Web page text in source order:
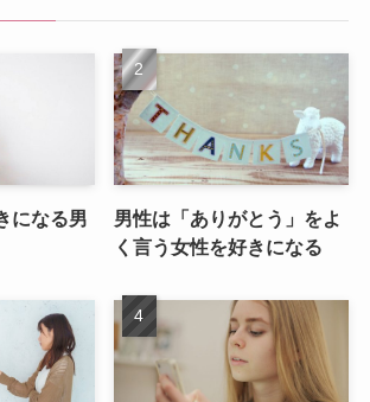
になる男
男性は「ありがとう」をよ
く言う女性を好きになる